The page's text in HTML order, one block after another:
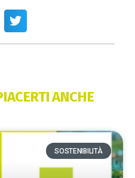
ANCHE
SOSTENIBILITÀ